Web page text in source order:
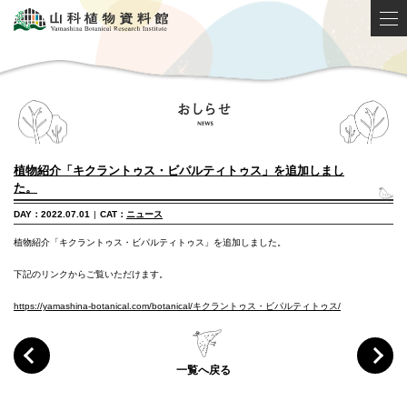
植物紹介「キクラントゥス・ビパルティトゥス」を追加しまし
た。
DAY：2022.07.01 | CAT： ニュース
植物紹介「キクラントゥス・ビパルティトゥス」を追加しました。
下記のリンクからご覧いただけます。
https://yamashina-botanical.com/botanical/キクラントゥス・ビパルティトゥス/
一覧へ戻る